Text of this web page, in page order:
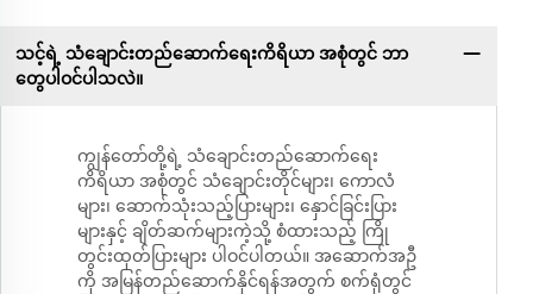
သင့်ရဲ့ သံချောင်းတည်ဆောက်ရေးကိရိယာ အစုံတွင် ဘာ
တွေပါဝင်ပါသလဲ။
ကျွန်တော်တို့ရဲ့ သံချောင်းတည်ဆောက်ရေး
ကိရိယာ အစုံတွင် သံချောင်းတိုင်များ၊ ကောလံ
များ၊ ဆောက်သုံးသည့်ပြားများ၊ နှောင်ခြင်းပြား
များနှင့် ချိတ်ဆက်များကဲ့သို့ စံထားသည့် ကြို
တွင်းထုတ်ပြားများ ပါဝင်ပါတယ်။ အဆောက်အဦ
ကို အမြန်တည်ဆောက်နိုင်ရန်အတွက် စက်ရုံတွင်